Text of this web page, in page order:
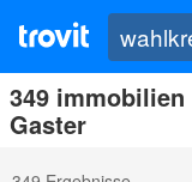
349
Gaster